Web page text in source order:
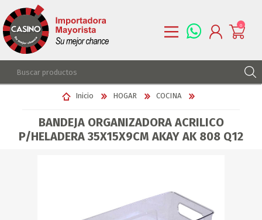
REGISTRARSE
LISTA DE DESEOS
0
Inicio HOGAR COCINA
BANDEJA ORGANIZADORA ACRILICO
P/HELADERA 35X15X9CM AKAY AK 808 Q12